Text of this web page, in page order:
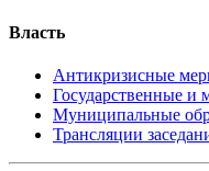
Власть
Антикризисные
Государственные и
Муниципальные
Трансляции